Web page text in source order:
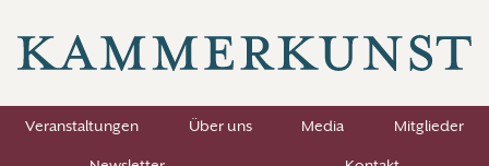
Veranstaltungen Über uns Media
Mitglieder